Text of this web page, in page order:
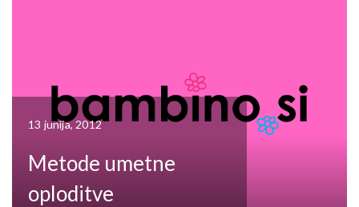
13 junija, 2012
Metode umetne
oploditve